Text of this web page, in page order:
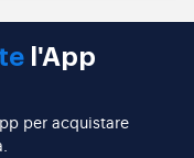
l'App
per acquistare